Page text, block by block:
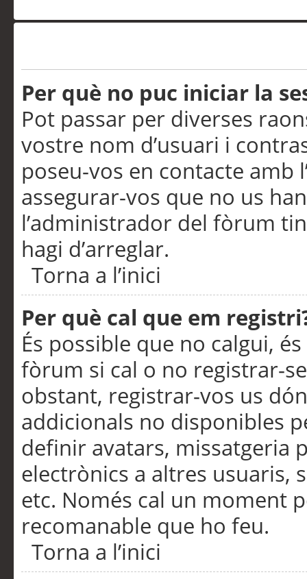
Per què no puc iniciar la
Pot passar per diverses
vostre nom d’usuari i
poseu-vos en contacte
assegurar-vos que no us
l’administrador del fòrum
hagi d’arreglar.
Torna a l’inici
Per què cal que em
És possible que no calgui,
fòrum si cal o no registrar-
obstant, registrar-vos us
addicionals no disponibles
definir avatars, missatgeria
electrònics a altres usuaris,
etc. Només cal un moment
recomanable que ho feu.
Torna a l’inici